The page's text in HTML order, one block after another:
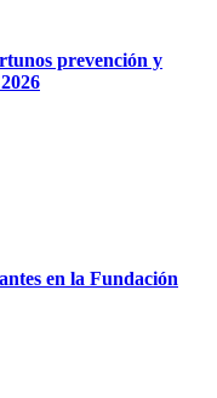
prevención y
en la Fundación